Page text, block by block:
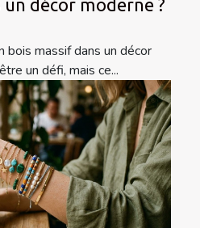
un décor moderne ?
bois massif dans un décor
un défi, mais ce...